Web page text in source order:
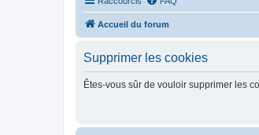
Accueil du forum
Supprimer les cookies
Êtes-vous sûr de vouloir supprimer les